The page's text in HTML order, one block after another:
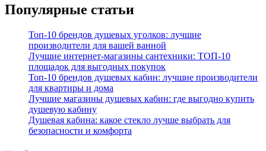
Популярные статьи
Топ-10 брендов душевых уголков: лучшие
производители для вашей ванной
Лучшие интернет-магазины сантехники: ТОП-10
площадок для выгодных покупок
Топ-10 брендов душевых кабин: лучшие производители
для квартиры и дома
Лучшие магазины душевых кабин: где выгодно купить
душевую кабину
Душевая кабина: какое стекло лучше выбрать для
безопасности и комфорта